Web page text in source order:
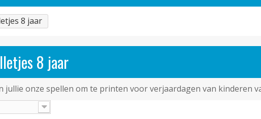
8 jaar
8 jaar
jullie onze spellen om te printen voor verjaardagen van kinderen